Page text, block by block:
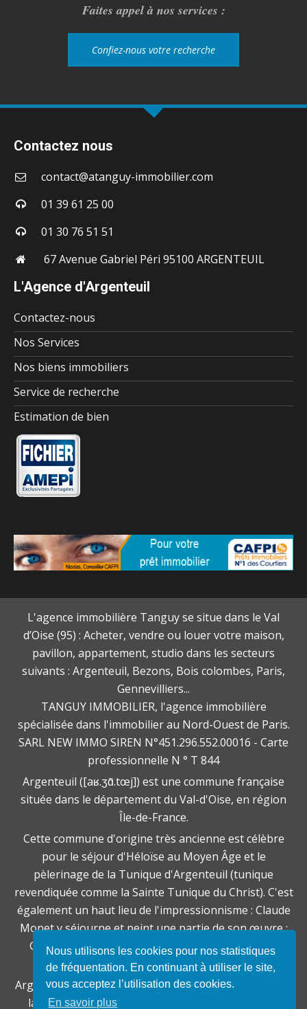
Nous utilisons les cookies pour nos statistiques
de fréquentation. En continuant à utiliser le site,
vous acceptez l’utilisation des cookies.
En savoir plus
Faites appel à nos services :
Confiez-nous votre recherche
Contactez nous
contact@atanguy-immobilier.com
01 39 61 25 00
01 30 76 51 51
67 Avenue Gabriel Péri 95100 ARGENTEUIL
L'Agence d'Argenteuil
Contactez-nous
Nos Services
Nos biens immobiliers
Service de recherche
Estimation de bien
L'agence immobilière Tanguy se situe dans le Val
d’Oise (95) : Acheter, vendre ou louer votre maison,
pavillon, appartement, studio dans les secteurs
suivants : Argenteuil, Bezons, Bois colombes, Paris,
Gennevilliers...
TANGUY IMMOBILIER, l'agence immobilière
spécialisée dans l'immobilier au Nord-Ouest de Paris.
SARL NEW IMMO SIREN N°451.296.552.00016 - Carte
professionnelle N ° T 844
Argenteuil ([aʁ.ʒɑ̃.tœj]) est une commune française
située dans le département du Val-d'Oise, en région
Île-de-France.
Cette commune d'origine très ancienne est célèbre
pour le séjour d'Héloïse au Moyen Âge et le
pèlerinage de la Tunique d'Argenteuil (tunique
revendiquée comme la Sainte Tunique du Christ). C'est
également un haut lieu de l'impressionnisme : Claude
Monet y séjourne et peint une partie de son œuvre ;
Georges Braque y naît un peu plus tard en 1882.
À vocation essentiellement agricole et viticole,
Argenteuil a connu une importante industrialisation à
la fin du XIXe siècle avant de devenir la quatrième